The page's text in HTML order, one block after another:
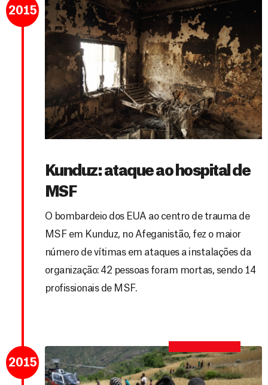
2015
Kunduz: ataque ao hospital de
MSF
O bombardeio dos EUA ao centro de trauma de
MSF em Kunduz, no Afeganistão, fez o maior
número de vítimas em ataques a instalações da
organização: 42 pessoas foram mortas, sendo 14
profissionais de MSF.
2015